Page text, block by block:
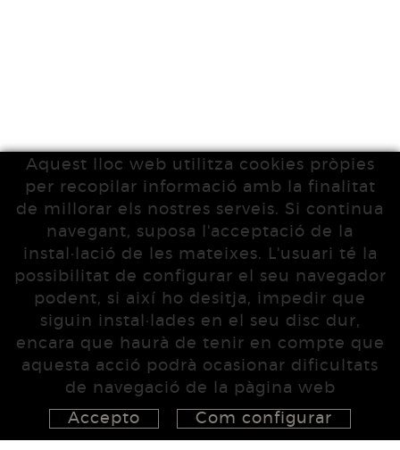
Aquest lloc web utilitza cookies pròpies
per recopilar informació amb la finalitat
de millorar els nostres serveis. Si continua
navegant, suposa l'acceptació de la
instal·lació de les mateixes. L'usuari té la
possibilitat de configurar el seu navegador
podent, si així ho desitja, impedir que
siguin instal·lades en el seu disc dur,
encara que haurà de tenir en compte que
aquesta acció podrà ocasionar dificultats
de navegació de la pàgina web
Accepto
Com configurar